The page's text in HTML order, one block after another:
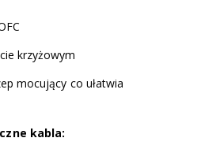
krzyżowym
mocujący co ułatwia
kabla: